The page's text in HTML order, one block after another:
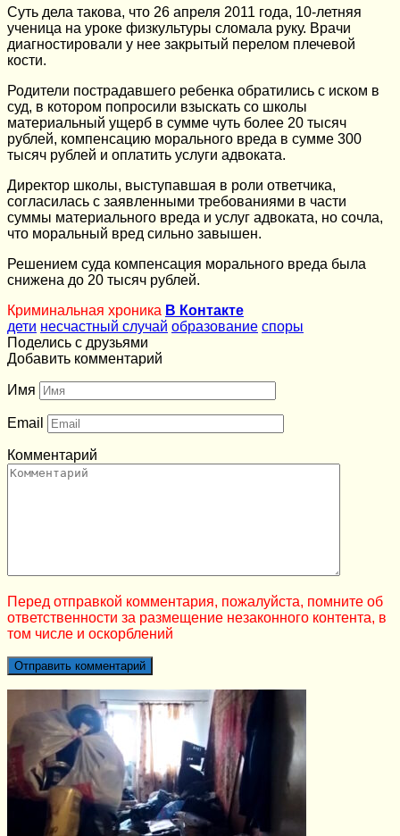
Суть дела такова, что 26 апреля 2011 года, 10-летняя
ученица на уроке физкультуры сломала руку. Врачи
диагностировали у нее закрытый перелом плечевой
кости.
Родители пострадавшего ребенка обратились с иском в
суд, в котором попросили взыскать со школы
материальный ущерб в сумме чуть более 20 тысяч
рублей, компенсацию морального вреда в сумме 300
тысяч рублей и оплатить услуги адвоката.
Директор школы, выступавшая в роли ответчика,
согласилась с заявленными требованиями в части
суммы материального вреда и услуг адвоката, но сочла,
что моральный вред сильно завышен.
Решением суда компенсация морального вреда была
снижена до 20 тысяч рублей.
Криминальная хроника В Контакте
дети несчастный случай образование споры
Поделись с друзьями
Добавить комментарий
Имя
Email
Комментарий
Перед отправкой комментария, пожалуйста, помните об
ответственности за размещение незаконного контента, в
том числе и оскорблений